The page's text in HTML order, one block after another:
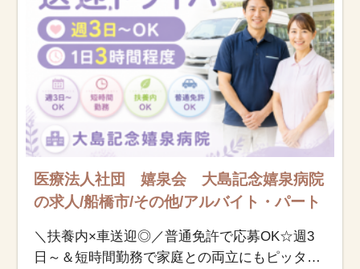
医療法人社団 嬉泉会 大島記念嬉泉病院
の求人/船橋市/その他/アルバイト・パート
＼扶養内×車送迎◎／普通免許で応募OK☆週3
日～＆短時間勤務で家庭との両立にもピッタリ